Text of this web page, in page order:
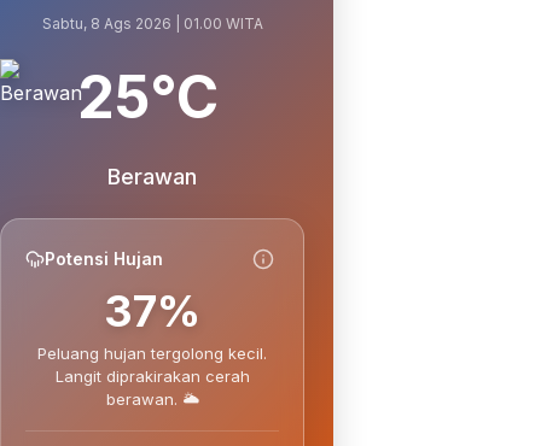
Sabtu, 8 Ags 2026 | 01.00 WITA
25°C
Berawan
Potensi Hujan
37%
Peluang hujan tergolong kecil.
Langit diprakirakan cerah
berawan. 🌥️